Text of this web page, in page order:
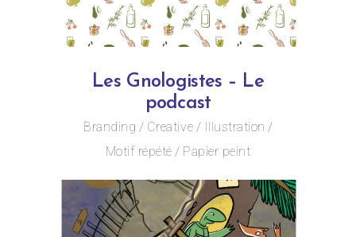
Les Gnologistes – Le
podcast
Branding Creative
Illustration
Motif répété
Papier peint